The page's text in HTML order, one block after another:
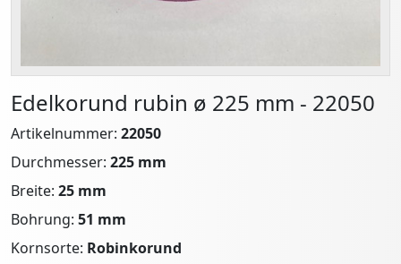
Edelkorund rubin ø 225 mm - 22050
Artikelnummer: 22050
Durchmesser: 225 mm
Breite: 25 mm
Bohrung: 51 mm
Kornsorte: Robinkorund